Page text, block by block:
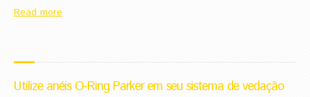
Read more
Utilize anéis O-Ring Parker em seu sistema de vedação